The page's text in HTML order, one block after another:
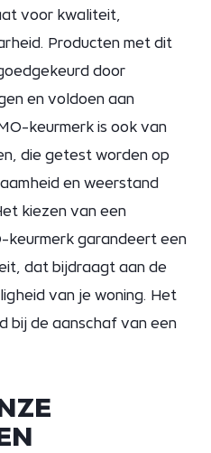
voor kwaliteit,
Producten met dit
door
en voldoen aan
keurmerk is ook van
die getest worden op
en weerstand
kiezen van een
keurmerk garandeert een
dat bijdraagt aan de
van je woning. Het
bij de aanschaf van een